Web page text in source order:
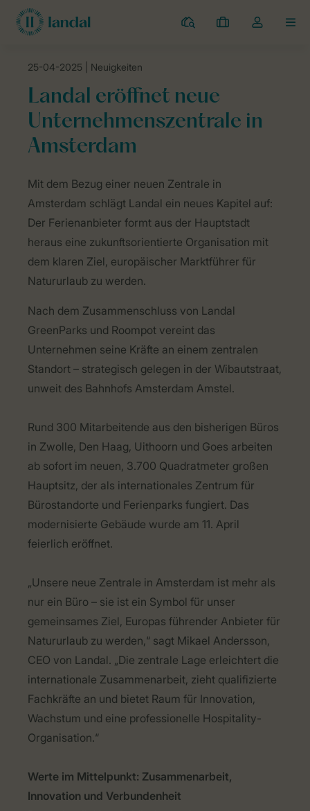
Campingplätze
Meine
Dropdown-
Landal Camping Neuigkeiten
25-04-2025 | Neuigkeiten
Landal eröffnet neue
Unternehmenszentrale in
Amsterdam
Mit dem Bezug einer neuen Zentrale in
Amsterdam schlägt Landal ein neues Kapitel auf:
Der Ferienanbieter formt aus der Hauptstadt
heraus eine zukunftsorientierte Organisation mit
dem klaren Ziel, europäischer Marktführer für
Natururlaub zu werden.
Nach dem Zusammenschluss von Landal
GreenParks und Roompot vereint das
Unternehmen seine Kräfte an einem zentralen
Standort – strategisch gelegen in der Wibautstraat,
unweit des Bahnhofs Amsterdam Amstel.
Rund 300 Mitarbeitende aus den bisherigen Büros
in Zwolle, Den Haag, Uithoorn und Goes arbeiten
ab sofort im neuen, 3.700 Quadratmeter großen
Hauptsitz, der als internationales Zentrum für
Bürostandorte und Ferienparks fungiert. Das
modernisierte Gebäude wurde am 11. April
feierlich eröffnet.
„Unsere neue Zentrale in Amsterdam ist mehr als
nur ein Büro – sie ist ein Symbol für unser
gemeinsames Ziel, Europas führender Anbieter für
Natururlaub zu werden,“ sagt Mikael Andersson,
CEO von Landal. „Die zentrale Lage erleichtert die
internationale Zusammenarbeit, zieht qualifizierte
Fachkräfte an und bietet Raum für Innovation,
Wachstum und eine professionelle Hospitality-
Organisation.“
Werte im Mittelpunkt: Zusammenarbeit,
Innovation und Verbundenheit